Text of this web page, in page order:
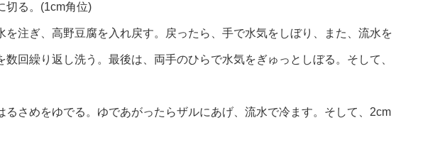
る。(1cm角位)
注ぎ、高野豆腐を入れ戻す。戻ったら、手で水気をしぼり、また、流水を
数回繰り返し洗う。最後は、両手のひらで水気をぎゅっとしぼる。そして、
さめをゆでる。ゆであがったらザルにあげ、流水で冷ます。そして、2cm